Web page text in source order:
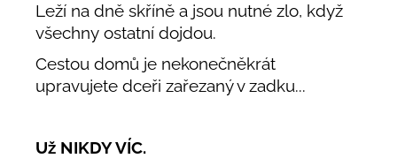
Leží na dně skříně a jsou nutné zlo, když
všechny ostatní dojdou.
Cestou domů je nekonečněkrát
upravujete dceři zařezaný v zadku...
Už NIKDY VÍC.